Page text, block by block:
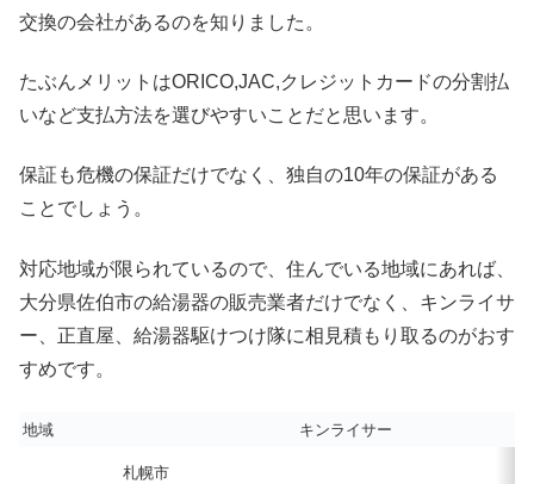
交換の会社があるのを知りました。
たぶんメリットはORICO,JAC,クレジットカードの分割払
いなど支払方法を選びやすいことだと思います。
保証も危機の保証だけでなく、独自の10年の保証がある
ことでしょう。
対応地域が限られているので、住んでいる地域にあれば、
大分県佐伯市の給湯器の販売業者だけでなく、キンライサ
ー、正直屋、給湯器駆けつけ隊に相見積もり取るのがおす
すめです。
地域 キンライサー
札幌市